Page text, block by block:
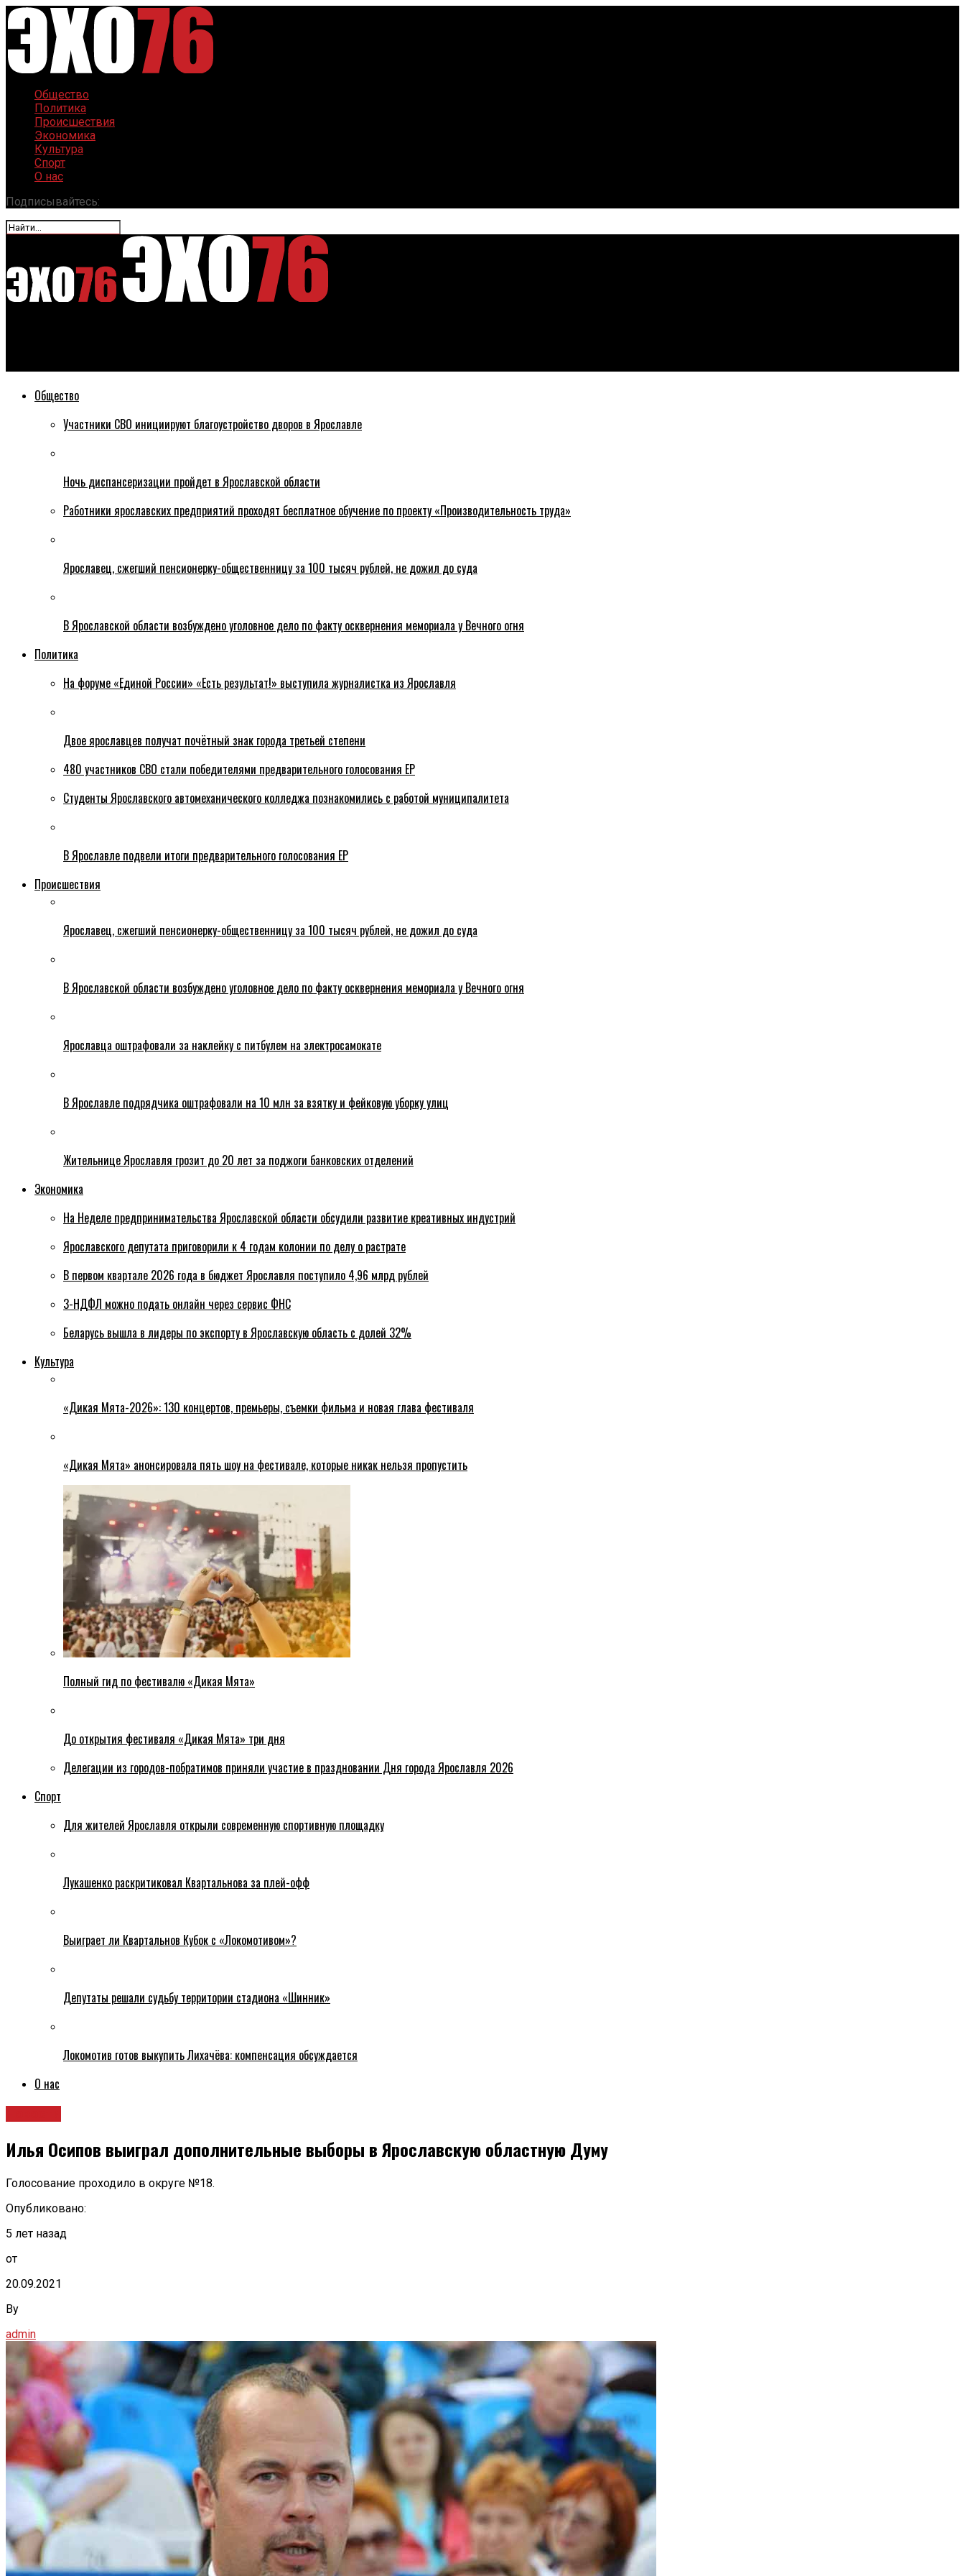
Общество
Политика
Происшествия
Экономика
Культура
Спорт
О нас
Подписывайтесь:
Общество
Участники СВО инициируют благоустройство дворов в Ярославле
Ночь диспансеризации пройдет в Ярославской области
Работники ярославских предприятий проходят бесплатное обучение по проекту «Производительность труда»
Ярославец, сжегший пенсионерку-общественницу за 100 тысяч рублей, не дожил до суда
В Ярославской области возбуждено уголовное дело по факту осквернения мемориала у Вечного огня
Политика
На форуме «Единой России» «Есть результат!» выступила журналистка из Ярославля
Двое ярославцев получат почётный знак города третьей степени
480 участников СВО стали победителями предварительного голосования ЕР
Студенты Ярославского автомеханического колледжа познакомились с работой муниципалитета
В Ярославле подвели итоги предварительного голосования ЕР
Происшествия
Ярославец, сжегший пенсионерку-общественницу за 100 тысяч рублей, не дожил до суда
В Ярославской области возбуждено уголовное дело по факту осквернения мемориала у Вечного огня
Ярославца оштрафовали за наклейку с питбулем на электросамокате
В Ярославле подрядчика оштрафовали на 10 млн за взятку и фейковую уборку улиц
Жительнице Ярославля грозит до 20 лет за поджоги банковских отделений
Экономика
На Неделе предпринимательства Ярославской области обсудили развитие креативных индустрий
Ярославского депутата приговорили к 4 годам колонии по делу о растрате
В первом квартале 2026 года в бюджет Ярославля поступило 4,96 млрд рублей
3-НДФЛ можно подать онлайн через сервис ФНС
Беларусь вышла в лидеры по экспорту в Ярославскую область с долей 32%
Культура
«Дикая Мята-2026»: 130 концертов, премьеры, съемки фильма и новая глава фестиваля
«Дикая Мята» анонсировала пять шоу на фестивале, которые никак нельзя пропустить
Полный гид по фестивалю «Дикая Мята»
До открытия фестиваля «Дикая Мята» три дня
Делегации из городов-побратимов приняли участие в праздновании Дня города Ярославля 2026
Спорт
Для жителей Ярославля открыли современную спортивную площадку
Лукашенко раскритиковал Квартальнова за плей-офф
Выиграет ли Квартальнов Кубок с «Локомотивом»?
Депутаты решали судьбу территории стадиона «Шинник»
Локомотив готов выкупить Лихачёва: компенсация обсуждается
О нас
Илья Осипов выиграл дополнительные выборы в Ярославскую областную Думу
Голосование проходило в округе №18.
Опубликовано:
5 лет назад
от
20.09.2021
By
admin